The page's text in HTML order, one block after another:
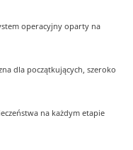
operacyjny oparty na
dla początkujących, szeroko
na każdym etapie